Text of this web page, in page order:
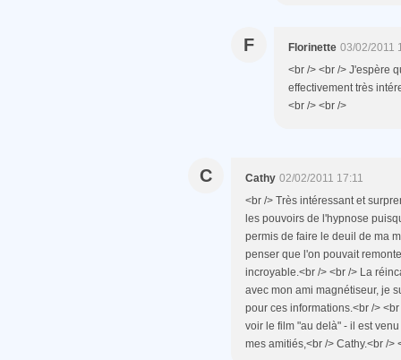
F Florinette 03/02/2011
<br /> <br /> J'espère
effectivement très
<br /> <br />
C Cathy 02/02/2011 17:11
<br /> Très intéressant et
les pouvoirs de l'hypnose
permis de faire le deuil de ma
penser que l'on pouvait
incroyable.<br /> <br /> La
avec mon ami magnétiseur, je
pour ces informations.<br />
voir le film "au delà" - il est
mes amitiés,<br /> Cathy.<br />